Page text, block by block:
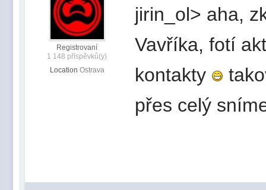
Registrovaní
1 148 příspěvků(y)
Location Ostrava
jirin_ol> aha,
Vavříka, fotí
kontakty
přes celý